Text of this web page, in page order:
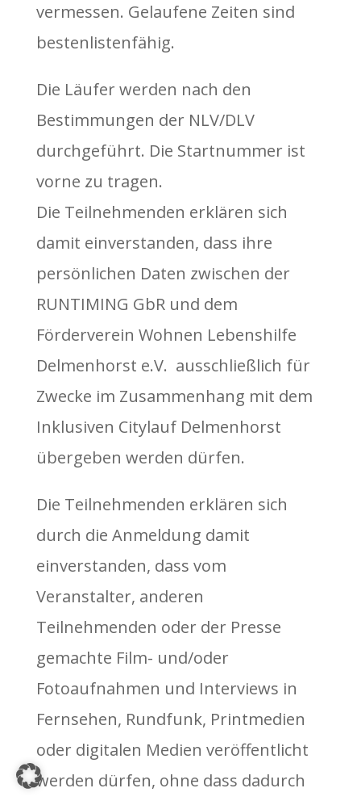
vermessen. Gelaufene Zeiten sind
bestenlistenfähig.
Die Läufer werden nach den
Bestimmungen der NLV/DLV
durchgeführt. Die Startnummer ist
vorne zu tragen.
Die Teilnehmenden erklären sich
damit einverstanden, dass ihre
persönlichen Daten zwischen der
RUNTIMING GbR und dem
Förderverein Wohnen Lebenshilfe
Delmenhorst e.V. ausschließlich für
Zwecke im Zusammenhang mit dem
Inklusiven Citylauf Delmenhorst
übergeben werden dürfen.
Die Teilnehmenden erklären sich
durch die Anmeldung damit
einverstanden, dass vom
Veranstalter, anderen
Teilnehmenden oder der Presse
gemachte Film- und/oder
Fotoaufnahmen und Interviews in
Fernsehen, Rundfunk, Printmedien
oder digitalen Medien veröffentlicht
werden dürfen, ohne dass dadurch